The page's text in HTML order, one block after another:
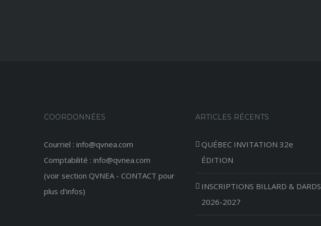
COORDONNÉES
Courriel : info@qvnea.com
Comptabilité : info@qvnea.com
(voir section QVNEA - CONTACT pour
plus d'infos)
ARTICLES RÉCENTS
QUÉBEC INVITATION 32e
ÉDITION
INSCRIPTIONS BILLARD & DARDS
2026-2027